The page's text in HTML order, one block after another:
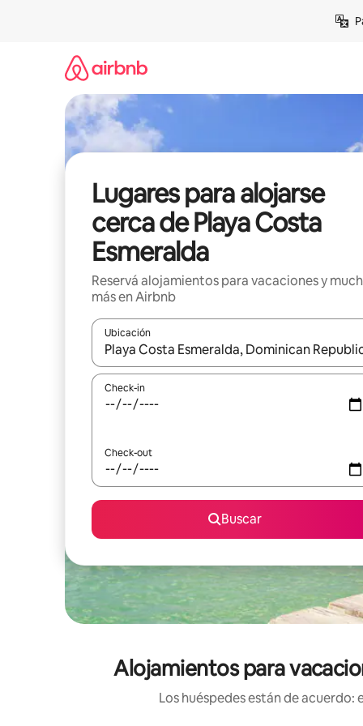
Lugares para alojarse
cerca de Playa Costa
Esmeralda
Reservá alojamientos para vacaciones y
más en Airbnb
Ubicación
Cuando los resultados estén disponibles,
Check-in
Check-out
Buscar
Alojamientos para
Los huéspedes están de